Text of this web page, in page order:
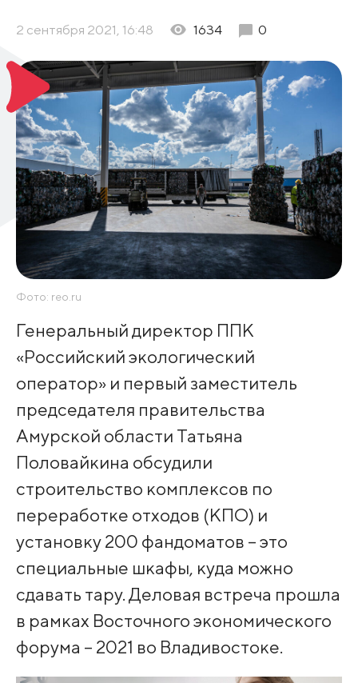
2 сентября 2021, 16:48 1634 0
Фото: reo.ru
Генеральный директор ППК
«Российский экологический
оператор» и первый заместитель
председателя правительства
Амурской области Татьяна
Половайкина обсудили
строительство комплексов по
переработке отходов (КПО) и
установку 200 фандоматов – это
специальные шкафы, куда можно
сдавать тару. Деловая встреча прошла
в рамках Восточного экономического
форума – 2021 во Владивостоке.